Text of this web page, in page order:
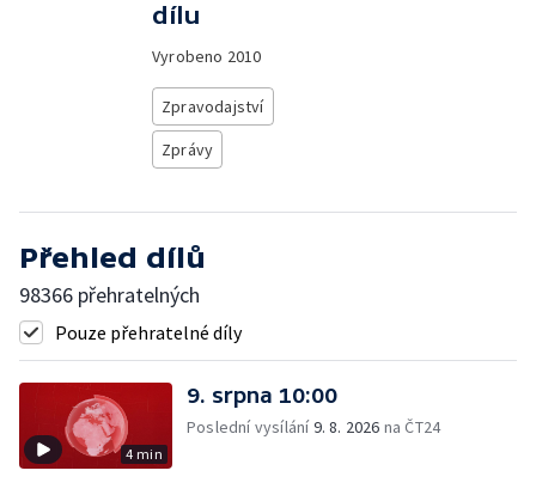
dílu
Vyrobeno 2010
Zpravodajství
Zprávy
Přehled dílů
98366 přehratelných
Pouze přehratelné díly
4 min
9. srpna 10:00
Poslední vysílání9. 8. 2026 na ČT24